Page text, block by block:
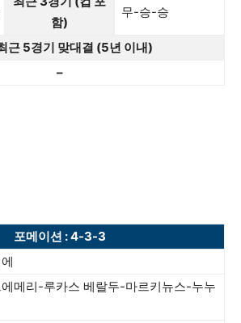
함)
무-승-승
근 5경기 맞대결 (5년 이내)
–
포메이션 : 4-3-3
메리-루카스 베랄두-마르키뉴스-누누